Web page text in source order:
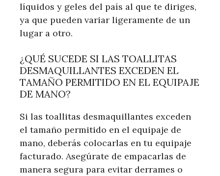
líquidos y geles del país al que te diriges,
ya que pueden variar ligeramente de un
lugar a otro.
¿QUÉ SUCEDE SI LAS TOALLITAS
DESMAQUILLANTES EXCEDEN EL
TAMAÑO PERMITIDO EN EL EQUIPAJE
DE MANO?
Si las toallitas desmaquillantes exceden
el tamaño permitido en el equipaje de
mano, deberás colocarlas en tu equipaje
facturado. Asegúrate de empacarlas de
manera segura para evitar derrames o